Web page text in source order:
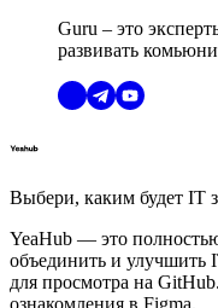
Guru – это
развивать
Выбери, каким будет IT
YeaHub — это
объединить и улучшить
для просмотра на